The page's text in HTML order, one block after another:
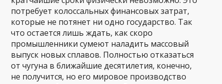
потребует колоссальных финансовых затрат,
которые не потянет ни одно государство. Так
что остается лишь ждать, как скоро
промышленники сумеют наладить массовый
выпуск новых сплавов. Полностью отказаться
от чугуна в ближайшие десятилетия, конечно,
не получится, но его мировое производство